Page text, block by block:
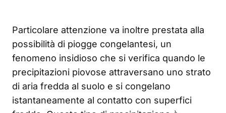
Particolare attenzione va inoltre prestata alla
possibilità di piogge congelantesi, un
fenomeno insidioso che si verifica quando le
precipitazioni piovose attraversano uno strato
di aria fredda al suolo e si congelano
istantaneamente al contatto con superfici